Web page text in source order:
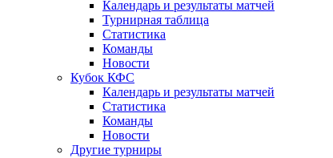
Календарь и результаты матчей
Турнирная таблица
Статистика
Команды
Новости
Кубок КФС
Календарь и результаты матчей
Статистика
Команды
Новости
Другие турниры